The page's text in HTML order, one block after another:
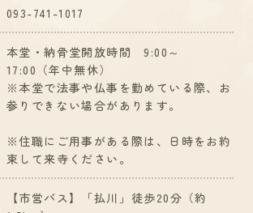
093-741-1017
本堂・納骨堂開放時間 9:00～
17:00（年中無休）
※本堂で法事や仏事を勤めている際、お
参りできない場合があります。
※住職にご用事がある際は、日時をお約
束して来寺ください。
【市営バス】「払川」徒歩20分（約